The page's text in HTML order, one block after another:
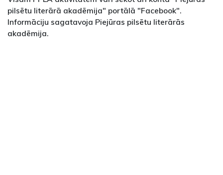
pilsētu literārā akadēmija" portālā "Facebook".
Informāciju sagatavoja Piejūras pilsētu literārās
akadēmija.